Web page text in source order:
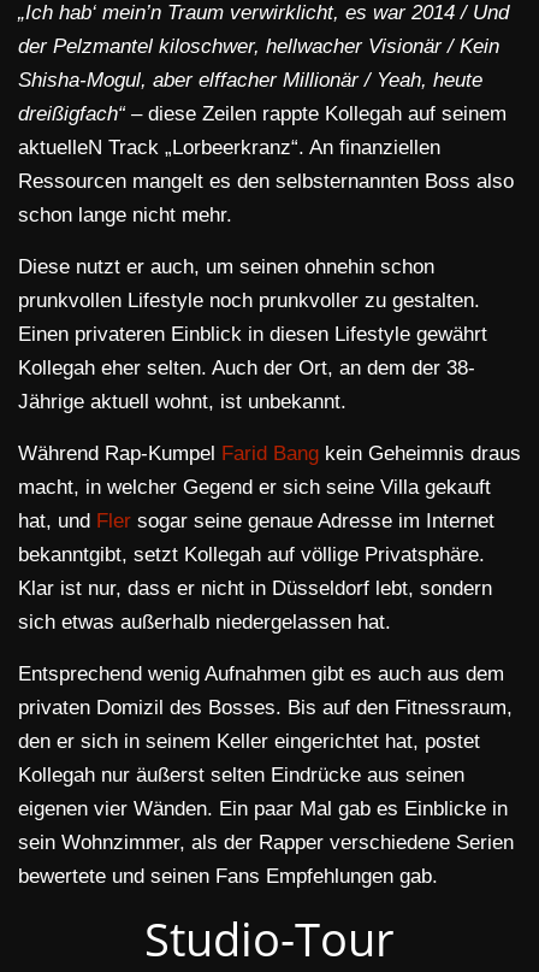
„Ich hab‘ mein’n Traum verwirklicht, es war 2014 / Und
der Pelzmantel kiloschwer, hellwacher Visionär / Kein
Shisha-Mogul, aber elffacher Millionär / Yeah, heute
dreißigfach“ – diese Zeilen rappte Kollegah auf seinem
aktuelleN Track „Lorbeerkranz“. An finanziellen
Ressourcen mangelt es den selbsternannten Boss also
schon lange nicht mehr.
Diese nutzt er auch, um seinen ohnehin schon
prunkvollen Lifestyle noch prunkvoller zu gestalten.
Einen privateren Einblick in diesen Lifestyle gewährt
Kollegah eher selten. Auch der Ort, an dem der 38-
Jährige aktuell wohnt, ist unbekannt.
Während Rap-Kumpel Farid Bang kein Geheimnis draus
macht, in welcher Gegend er sich seine Villa gekauft
hat, und Fler sogar seine genaue Adresse im Internet
bekanntgibt, setzt Kollegah auf völlige Privatsphäre.
Klar ist nur, dass er nicht in Düsseldorf lebt, sondern
sich etwas außerhalb niedergelassen hat.
Entsprechend wenig Aufnahmen gibt es auch aus dem
privaten Domizil des Bosses. Bis auf den Fitnessraum,
den er sich in seinem Keller eingerichtet hat, postet
Kollegah nur äußerst selten Eindrücke aus seinen
eigenen vier Wänden. Ein paar Mal gab es Einblicke in
sein Wohnzimmer, als der Rapper verschiedene Serien
bewertete und seinen Fans Empfehlungen gab.
Studio-Tour